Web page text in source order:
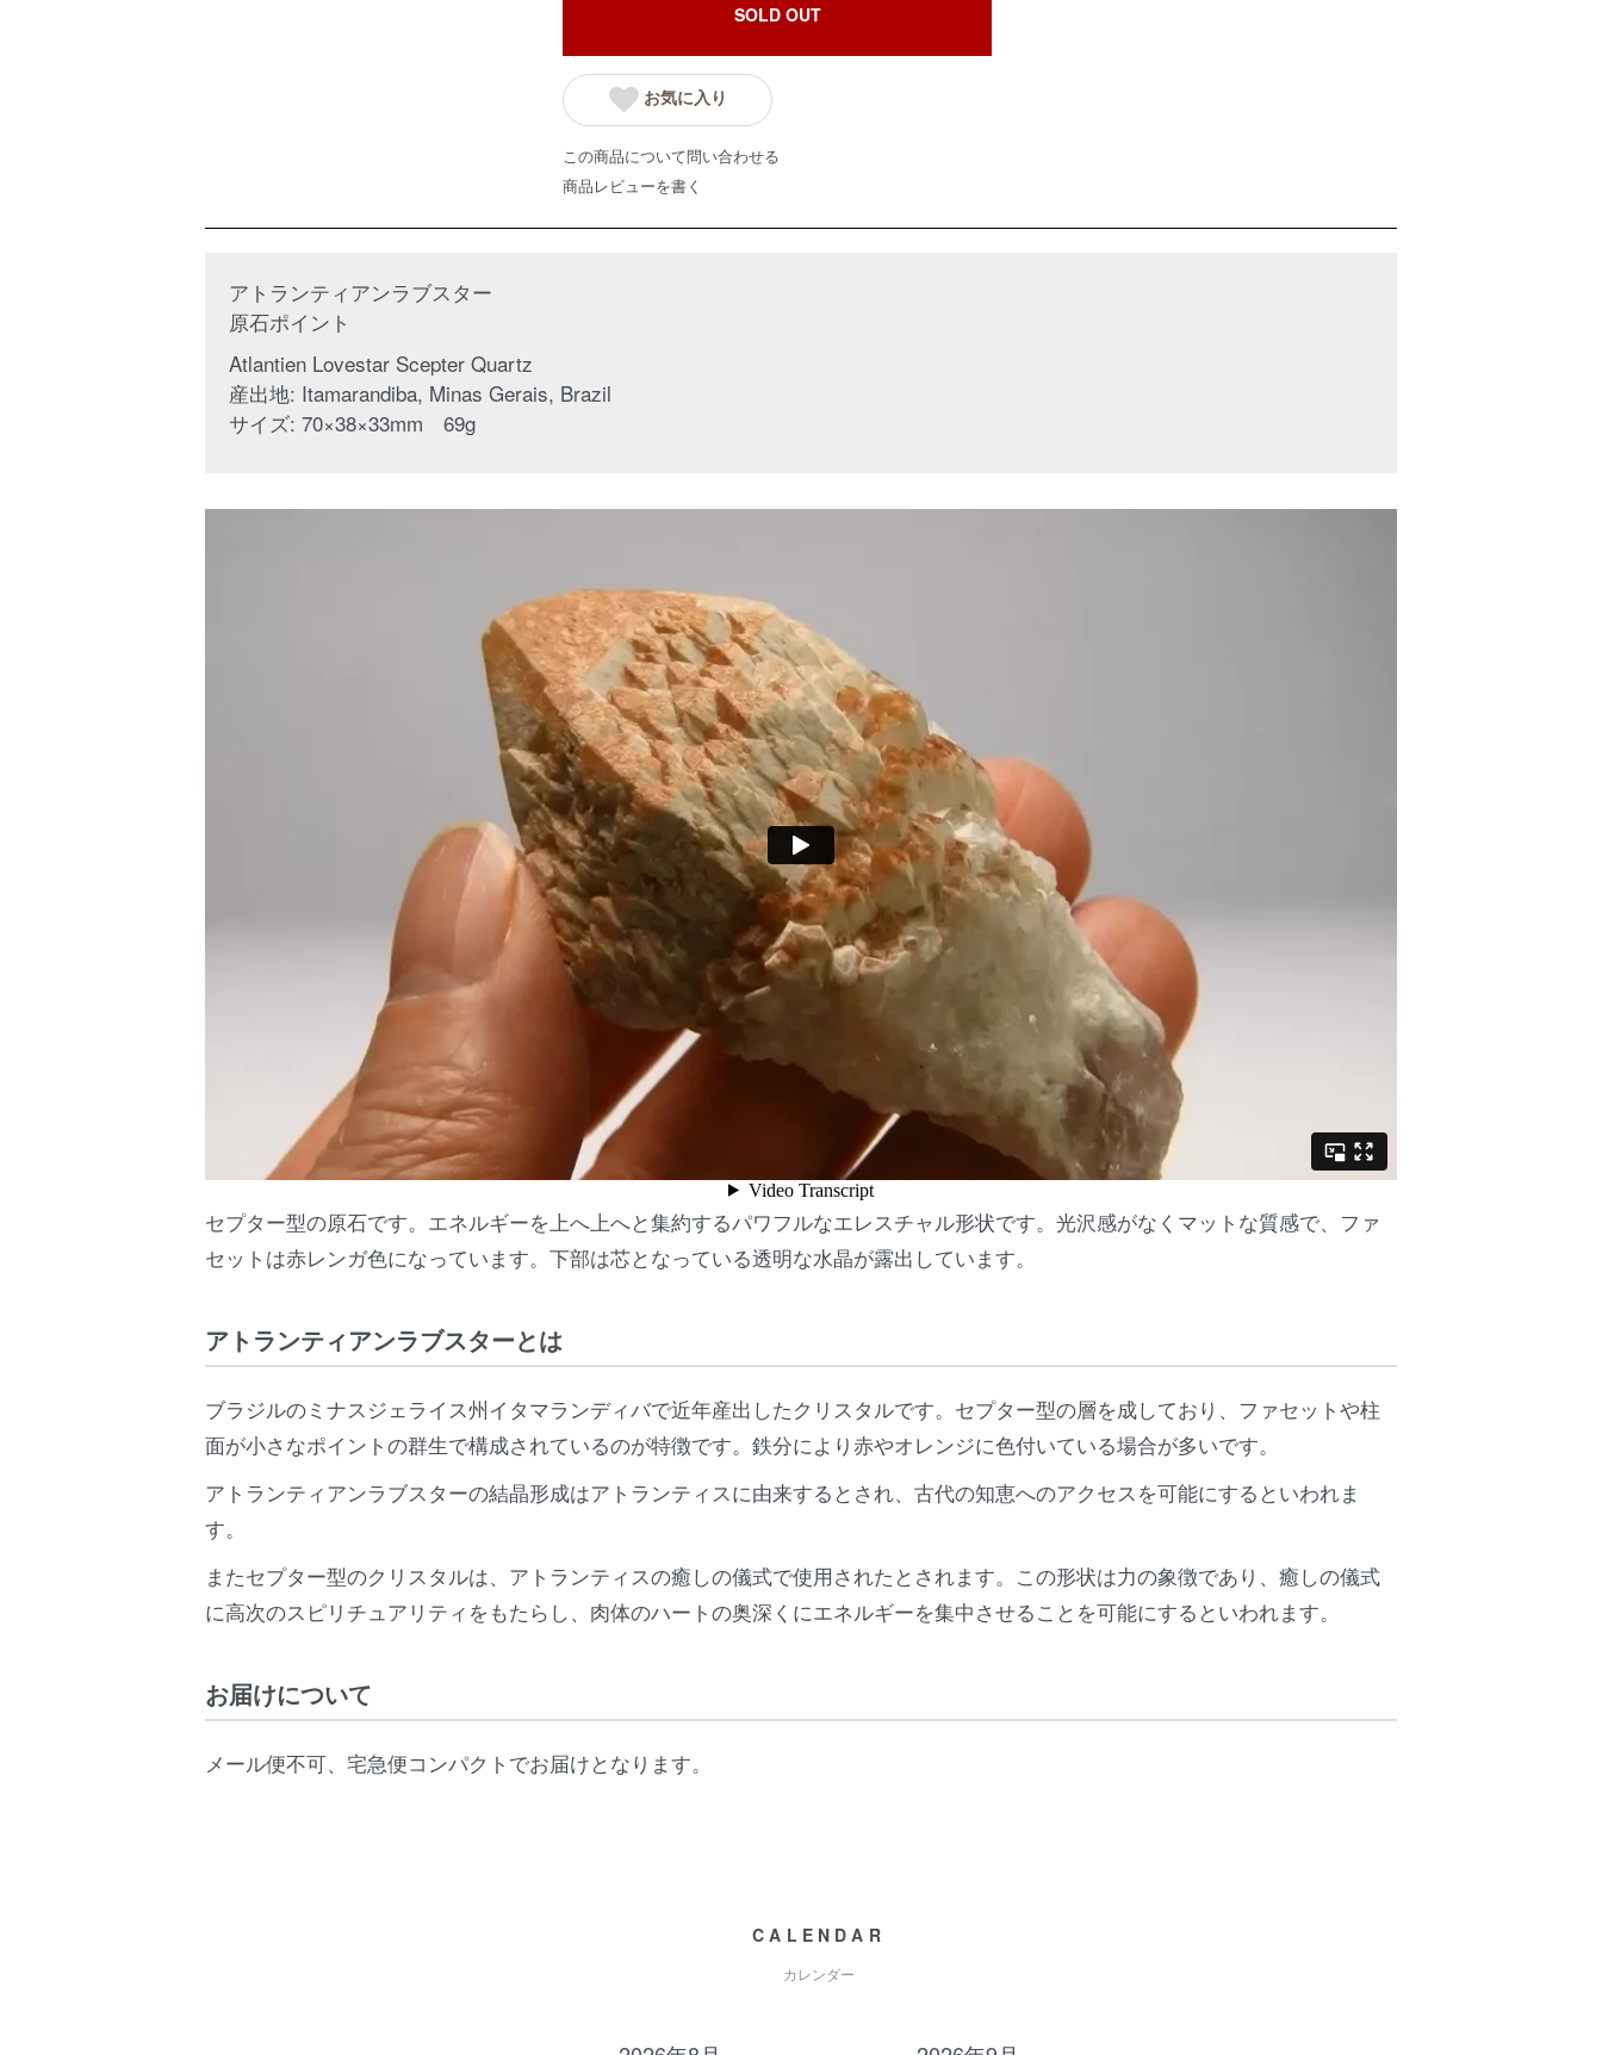
SOLD OUT
お気に入り
この商品について問い合わせる
商品レビューを書く
アトランティアンラブスター
原石ポイント
Atlantien Lovestar Scepter Quartz
産出地: Itamarandiba, Minas Gerais, Brazil
サイズ: 70×38×33mm 69g
セプター型の原石です。エネルギーを上へ上へと集約するパワフルなエレスチャル形状です。光沢感がなくマットな質感で、ファ
セットは赤レンガ色になっています。下部は芯となっている透明な水晶が露出しています。
アトランティアンラブスターとは
ブラジルのミナスジェライス州イタマランディバで近年産出したクリスタルです。セプター型の層を成しており、ファセットや柱
面が小さなポイントの群生で構成されているのが特徴です。鉄分により赤やオレンジに色付いている場合が多いです。
アトランティアンラブスターの結晶形成はアトランティスに由来するとされ、古代の知恵へのアクセスを可能にするといわれま
す。
またセプター型のクリスタルは、アトランティスの癒しの儀式で使用されたとされます。この形状は力の象徴であり、癒しの儀式
に高次のスピリチュアリティをもたらし、肉体のハートの奥深くにエネルギーを集中させることを可能にするといわれます。
お届けについて
メール便不可、宅急便コンパクトでお届けとなります。
CALENDAR
カレンダー